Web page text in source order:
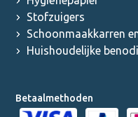
Stofzuigers
Schoonmaakkarren
Huishoudelijke
Betaalmethoden